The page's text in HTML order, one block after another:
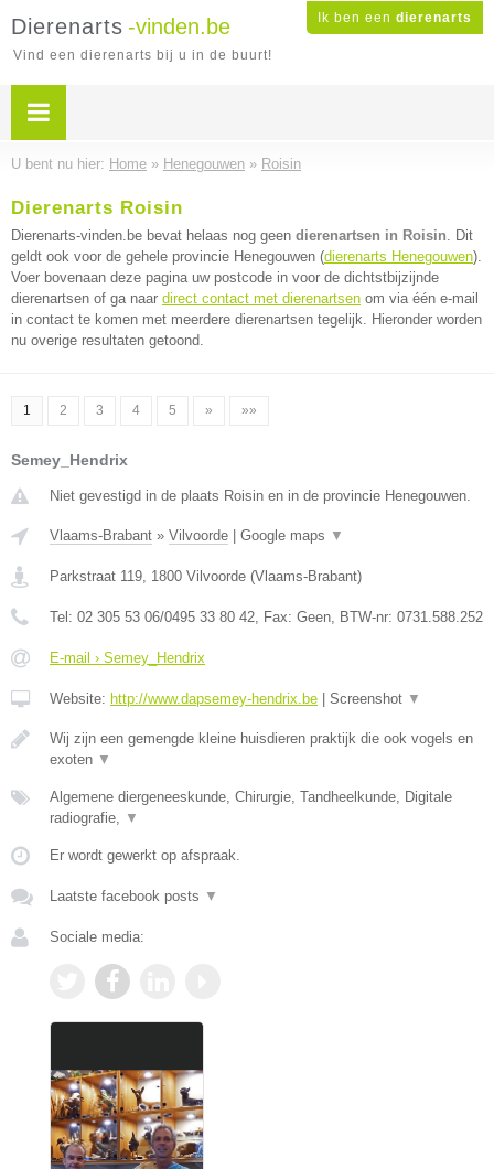
Ik ben een dierenarts
Dierenarts -vinden.be
Vind een dierenarts bij u in de buurt!
U bent nu hier: Home » Henegouwen » Roisin
Dierenarts Roisin
Dierenarts-vinden.be bevat helaas nog geen dierenartsen in Roisin. Dit
geldt ook voor de gehele provincie Henegouwen (dierenarts Henegouwen).
Voer bovenaan deze pagina uw postcode in voor de dichtstbijzijnde
dierenartsen of ga naar direct contact met dierenartsen om via één e-mail
in contact te komen met meerdere dierenartsen tegelijk. Hieronder worden
nu overige resultaten getoond.
1 2 3 4 5 » »»
Semey_Hendrix
Niet gevestigd in de plaats Roisin en in de provincie Henegouwen.
Vlaams-Brabant » Vilvoorde Google maps ▼
Parkstraat 119, 1800 Vilvoorde (Vlaams-Brabant)
Tel: 02 305 53 06/0495 33 80 42, Fax: Geen, BTW-nr: 0731.588.252
E-mail › Semey_Hendrix
Website: http://www.dapsemey-hendrix.be Screenshot ▼
Wij zijn een gemengde kleine huisdieren praktijk die ook vogels en
exoten ▼
Algemene diergeneeskunde, Chirurgie, Tandheelkunde, Digitale
radiografie, ▼
Er wordt gewerkt op afspraak.
Laatste facebook posts ▼
Sociale media: